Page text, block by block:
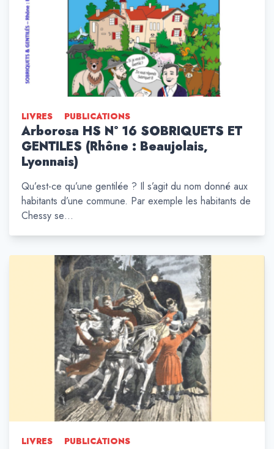
LIVRES PUBLICATIONS
Arborosa HS N° 16 SOBRIQUETS ET
GENTILES (Rhône : Beaujolais,
Lyonnais)
Qu’est-ce qu’une gentilée ? Il s’agit du nom donné aux
habitants d’une commune. Par exemple les habitants de
Chessy se…
LIVRES PUBLICATIONS